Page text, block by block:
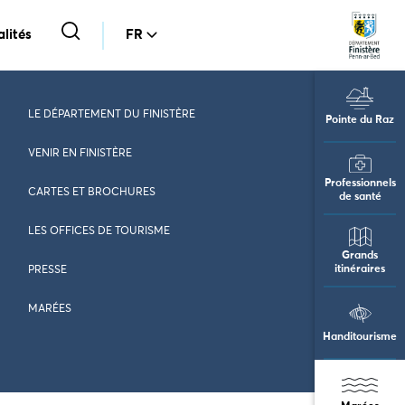
FR
Pointe du Raz
Professionnels
de santé
Grands
itinéraires
Handitourisme
LE DÉPARTEMENT DU FINISTÈRE
VENIR EN FINISTÈRE
CARTES ET BROCHURES
LES OFFICES DE TOURISME
PRESSE
MARÉES